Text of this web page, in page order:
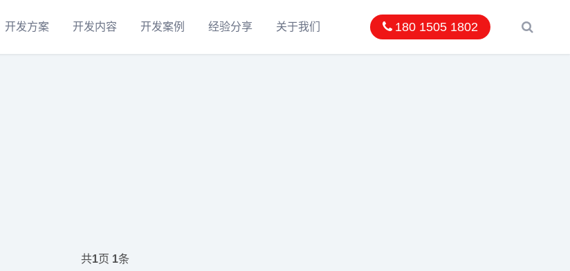
开发方案 开发内容 开发案例 经验分享 关于我们 180 1505 1802
共1页 1条